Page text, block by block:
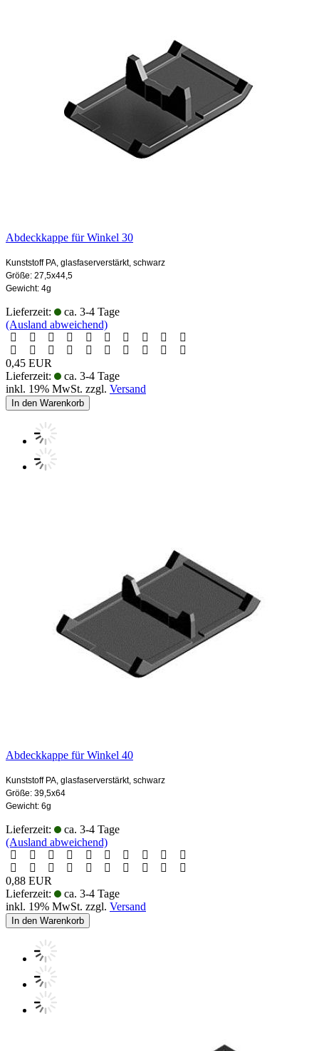
Abdeckkappe für Winkel 30
Kunststoff PA, glasfaserverstärkt, schwarz
Größe: 27,5x44,5
Gewicht: 4g
Lieferzeit:
ca. 3-4 Tage
(Ausland abweichend)
0,45 EUR
Lieferzeit:
ca. 3-4 Tage
inkl. 19% MwSt. zzgl. Versand
In den Warenkorb
Abdeckkappe für Winkel 40
Kunststoff PA, glasfaserverstärkt, schwarz
Größe: 39,5x64
Gewicht: 6g
Lieferzeit:
ca. 3-4 Tage
(Ausland abweichend)
0,88 EUR
Lieferzeit:
ca. 3-4 Tage
inkl. 19% MwSt. zzgl. Versand
In den Warenkorb